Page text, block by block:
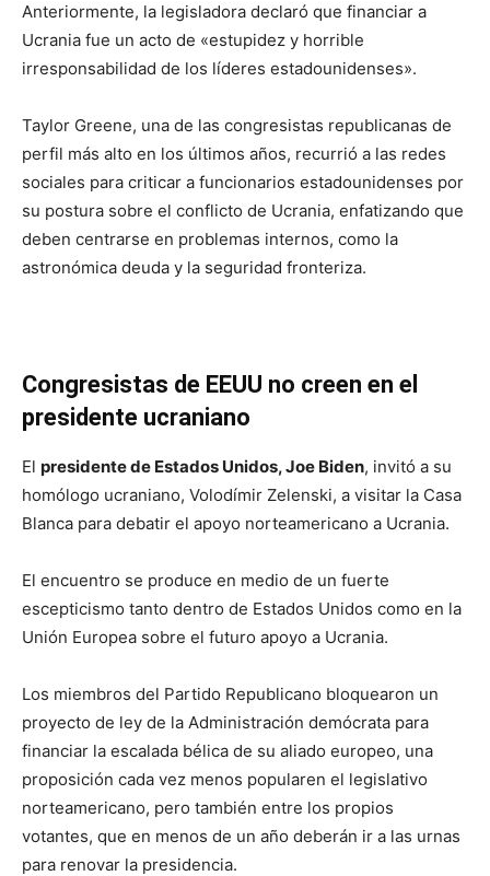
Anteriormente, la legisladora declaró que financiar a
Ucrania fue un acto de «estupidez y horrible
irresponsabilidad de los líderes estadounidenses».
Taylor Greene, una de las congresistas republicanas de
perfil más alto en los últimos años, recurrió a las redes
sociales para criticar a funcionarios estadounidenses por
su postura sobre el conflicto de Ucrania, enfatizando que
deben centrarse en problemas internos, como la
astronómica deuda y la seguridad fronteriza.
Congresistas de EEUU no creen en el
presidente ucraniano
El presidente de Estados Unidos, Joe Biden, invitó a su
homólogo ucraniano, Volodímir Zelenski, a visitar la Casa
Blanca para debatir el apoyo norteamericano a Ucrania.
El encuentro se produce en medio de un fuerte
escepticismo tanto dentro de Estados Unidos como en la
Unión Europea sobre el futuro apoyo a Ucrania.
Los miembros del Partido Republicano bloquearon un
proyecto de ley de la Administración demócrata para
financiar la escalada bélica de su aliado europeo, una
proposición cada vez menos popularen el legislativo
norteamericano, pero también entre los propios
votantes, que en menos de un año deberán ir a las urnas
para renovar la presidencia.